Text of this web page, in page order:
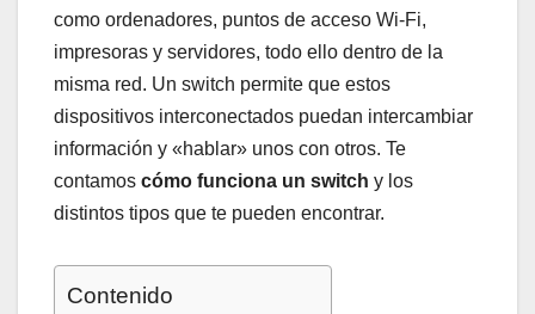
como ordenadores, puntos de acceso Wi-Fi,
impresoras y servidores, todo ello dentro de la
misma red. Un switch permite que estos
dispositivos interconectados puedan intercambiar
información y «hablar» unos con otros. Te
contamos cómo funciona un switch y los
distintos tipos que te pueden encontrar.
Contenido